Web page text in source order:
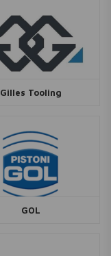
Gilles Tooling
GOL